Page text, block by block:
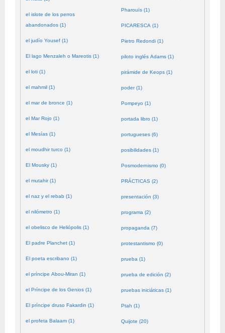
el islote de los perros
abandonados (1)
el judío Yousef (1)
El lago Menzaleh o Mareotis (1)
el loti (1)
el mahmil (1)
el mar de bronce (1)
el Mar Rojo (1)
el Mesías (1)
el moudhir turco (1)
El Mousky (1)
el mutahir (1)
el naz y el rebab (1)
el nilómetro (1)
el obelisco de Heliópolis (1)
El padre Planchet (1)
El poeta escribano (1)
el príncipe Abou-Miran (1)
el Príncipe de los Genios (1)
El príncipe druso Fakardin (1)
el profeta Balaam (1)
Pharouïs (1)
PICARESCA (1)
Pietro Redondi (1)
piloto inglés Adams (1)
pirámide de Keops (1)
poder (1)
Pompeyo (1)
portada libro (1)
portugueses (6)
posibilidades (1)
Posmodernismo (0)
PRÁCTICAS (2)
presentación (3)
programa (2)
propaganda (7)
protestantismo (0)
prueba (1)
prueba de edición (2)
pruebas iniciáticas (1)
Ptah (1)
Quijote (20)